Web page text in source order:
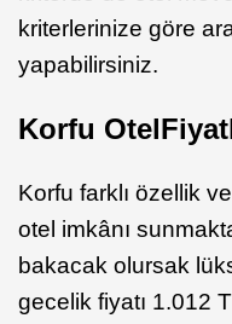
kriterlerinize göre
yapabilirsiniz.
Korfu Otel
Korfu farklı özellik
otel imkânı
bakacak olursak
gecelik fiyatı 1.012